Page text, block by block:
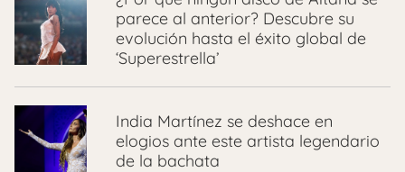
parece al anterior? Descubre su
evolución hasta el éxito global de
‘Superestrella’
India Martínez se deshace en
elogios ante este artista legendario
de la bachata